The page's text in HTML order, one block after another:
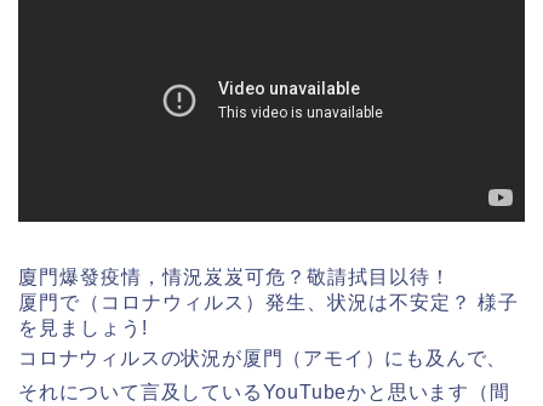
廈門爆發疫情，情況岌岌可危？敬請拭目以待！
厦門で（コロナウィルス）発生、状況は不安定？ 様子
を見ましょう!
コロナウィルスの状況が厦門（アモイ）にも及んで、
それについて言及しているYouTubeかと思います（間